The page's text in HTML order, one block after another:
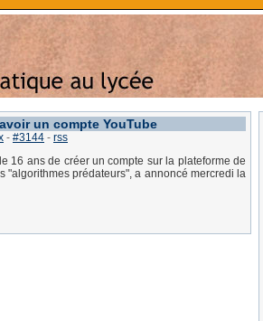
un compte YouTube
- #3144 - rss
16 ans de créer un compte sur la plateforme de
"algorithmes prédateurs", a annoncé mercredi la